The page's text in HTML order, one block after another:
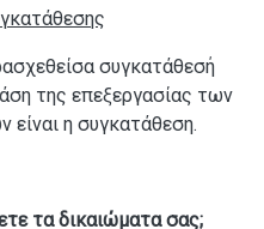
συγκατάθεσή
της επεξεργασίας των
η συγκατάθεση.
τα δικαιώματα σας;